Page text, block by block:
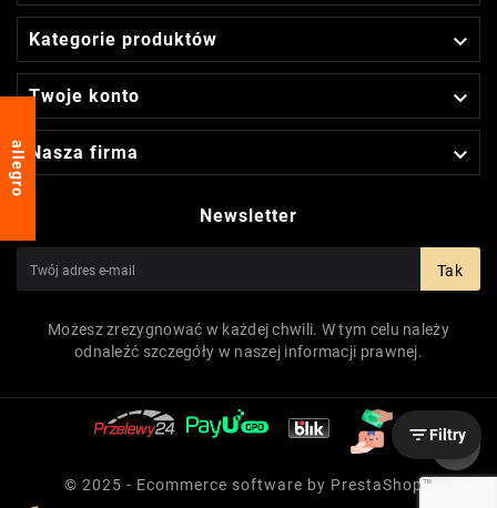
Filtry
Kategorie produktów 
Twoje konto 
Nasza firma 
Newsletter
Tak
Możesz zrezygnować w każdej chwili. W tym celu należy
odnaleźć szczegóły w naszej informacji prawnej.
© 2025 - Ecommerce software by PrestaShop™
allegro